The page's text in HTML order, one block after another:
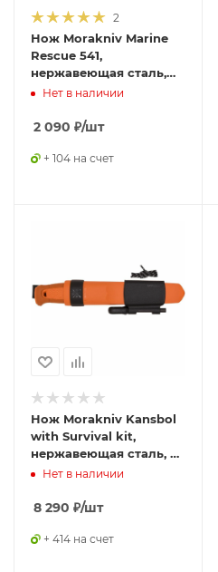
2
Нож Morakniv Marine
Rescue 541,
нержавеющая сталь,
11529
Нет в наличии
2 090 ₽/шт
+ 104 на счет
Нож Morakniv Kansbol
with Survival kit,
нержавеющая сталь, с
огнивом, 13913
Нет в наличии
8 290 ₽/шт
+ 414 на счет